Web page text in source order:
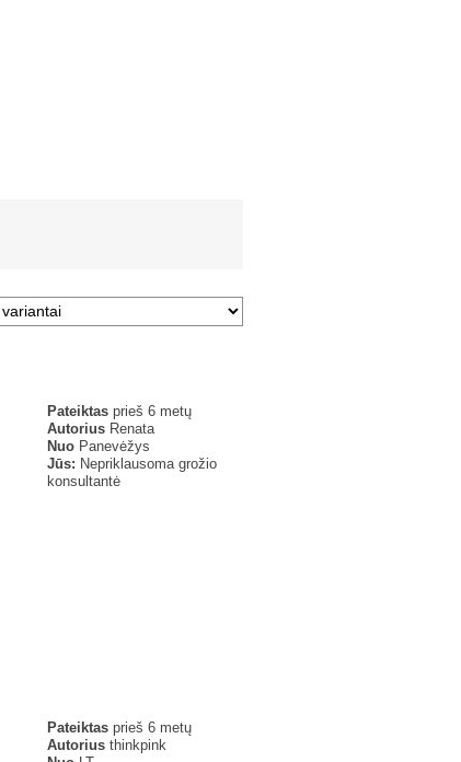
Pateiktasprieš 6 metų
Autorius Renata
Nuo Panevėžys
Jūs: Nepriklausoma grožio
konsultantė
Pateiktasprieš 6 metų
Autorius thinkpink